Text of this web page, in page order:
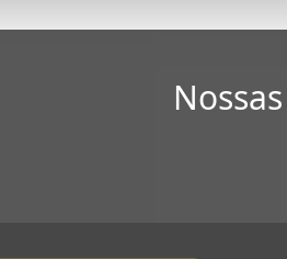
Nossas